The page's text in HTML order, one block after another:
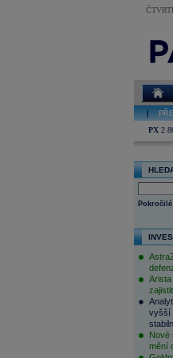
PX 2
Arista
vyšší
Nové
mění